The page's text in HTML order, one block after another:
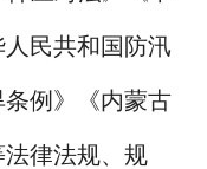
民共和国防汛
例》《内蒙古
律法规、规